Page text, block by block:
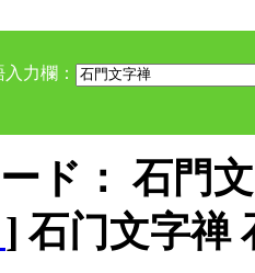
力欄：
ド： 石門
] 石门文字禅